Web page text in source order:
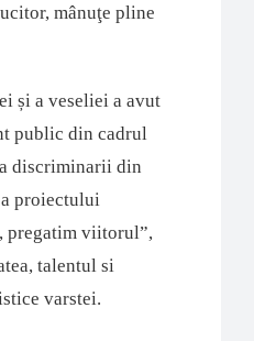
mânuţe pline
și a veseliei a avut
public din cadrul
discriminarii din
proiectului
pregatim viitorul”,
talentul si
varstei.